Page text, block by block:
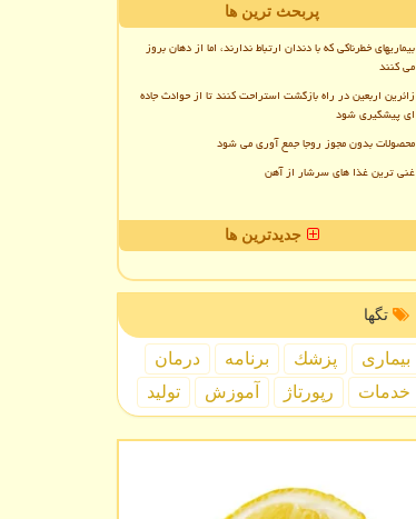
پربحث ترین ها
بیماریهای خطرناکی که با دندان ارتباط ندارند، اما از دهان بروز
می کنند
زائرین اربعین در راه بازگشت استراحت کنند تا از حوادث جاده
ای پیشگیری شود
محصولات بدون مجوز روجا جمع آوری می شود
غنی ترین غذا های سرشار از آهن
جدیدترین ها
تگها
بیماری پزشك برنامه
درمان
خدمات
رپورتاژ آموزش تولید